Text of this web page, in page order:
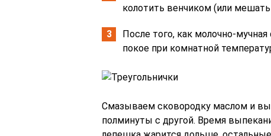
колотить венчиком (или
После того, как молочно-
покое при комнатной
Смазываем сковородку маслом и
полминуты с другой. Время